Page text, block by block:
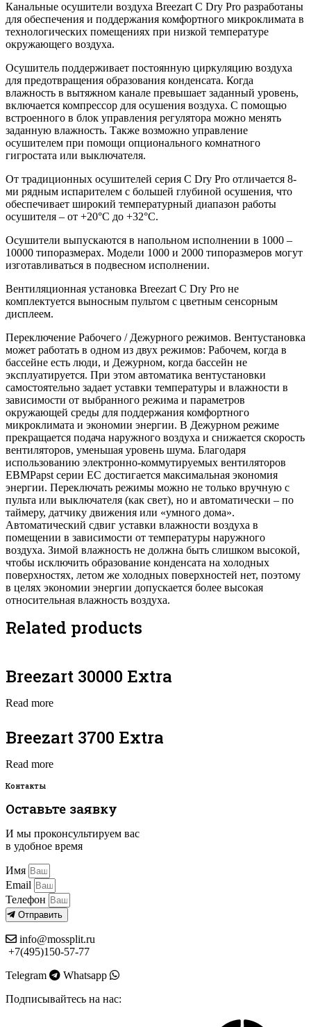
Канальные осушители воздуха Breezart C Dry Pro разработаны
для обеспечения и поддержания комфортного микроклимата в
технологических помещениях при низкой температуре
окружающего воздуха.
Осушитель поддерживает постоянную циркуляцию воздуха
для предотвращения образования конденсата. Когда
влажность в вытяжном канале превышает заданный уровень,
включается компрессор для осушения воздуха. С помощью
встроенного в блок управления регулятора можно менять
заданную влажность. Также возможно управление
осушителем при помощи опционального комнатного
гигростата или выключателя.
От традиционных осушителей серия C Dry Pro отличается 8-
ми рядным испарителем с большей глубиной осушения, что
обеспечивает широкий температурный диапазон работы
осушителя – от +20°С до +32°С.
Осушители выпускаются в напольном исполнении в 1000 –
10000 типоразмерах. Модели 1000 и 2000 типоразмеров могут
изготавливаться в подвесном исполнении.
Вентиляционная установка Breezart C Dry Pro не
комплектуется выносным пультом с цветным сенсорным
дисплеем.
Переключение Рабочего / Дежурного режимов. Вентустановка
может работать в одном из двух режимов: Рабочем, когда в
бассейне есть люди, и Дежурном, когда бассейн не
эксплуатируется. При этом автоматика вентустановки
самостоятельно задает уставки температуры и влажности в
зависимости от выбранного режима и параметров
окружающей среды для поддержания комфортного
микроклимата и экономии энергии. В Дежурном режиме
прекращается подача наружного воздуха и снижается скорость
вентиляторов, уменьшая уровень шума. Благодаря
использованию электронно-коммутируемых вентиляторов
EBMPapst серии EC достигается максимальная экономия
энергии. Переключать режимы можно не только вручную с
пульта или выключателя (как свет), но и автоматически – по
таймеру, датчику движения или «умного дома».
Автоматический сдвиг уставки влажности воздуха в
помещении в зависимости от температуры наружного
воздуха. Зимой влажность не должна быть слишком высокой,
чтобы исключить образование конденсата на холодных
поверхностях, летом же холодных поверхностей нет, поэтому
в целях экономии энергии допускается более высокая
относительная влажность воздуха.
Related products
Breezart 30000 Extra
Read more
Breezart 3700 Extra
Read more
Контакты
Оставьте заявку
И мы проконсультируем вас
в удобное время
Имя
Email
Телефон
Отправить
info@mossplit.ru
+7(495)150-57-77
Telegram
Whatsapp
Подписывайтесь на нас: